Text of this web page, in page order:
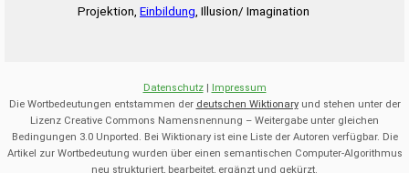
Projektion, Einbildung , Illusion/ Imagination
Datenschutz| Impressum
Die Wortbedeutungen entstammen der deutschen Wiktionaryund stehen unter der
Lizenz Creative Commons Namensnennung – Weitergabe unter gleichen
Bedingungen 3.0 Unported. Bei Wiktionary ist eine Liste der Autoren verfügbar. Die
Artikel zur Wortbedeutung wurden über einen semantischen Computer-Algorithmus
neu strukturiert, bearbeitet, ergänzt und gekürzt.